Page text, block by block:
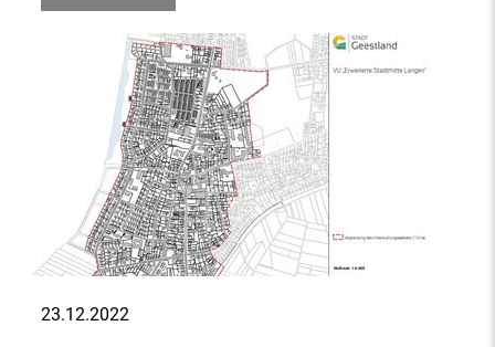
23.12.2022